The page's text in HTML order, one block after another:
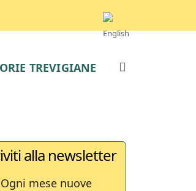
TREVIGIANE
alla newsletter
Ogni mese nuove